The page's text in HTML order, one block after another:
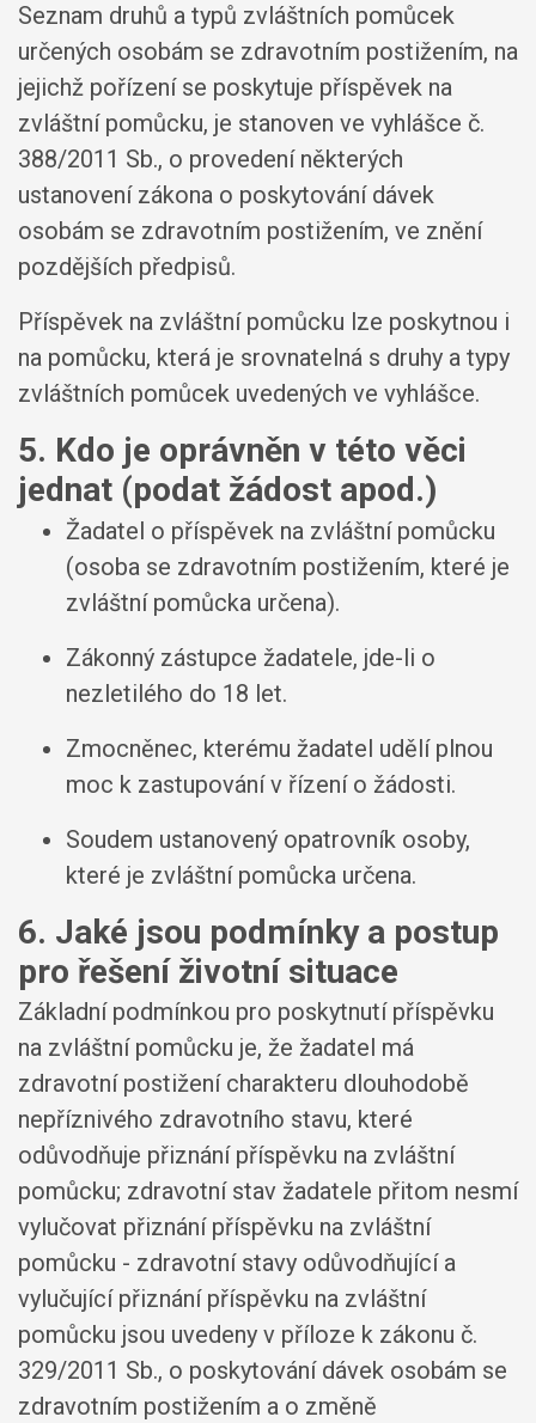
Seznam druhů a typů zvláštních pomůcek
určených osobám se zdravotním postižením, na
jejichž pořízení se poskytuje příspěvek na
zvláštní pomůcku, je stanoven ve vyhlášce č.
388/2011 Sb., o provedení některých
ustanovení zákona o poskytování dávek
osobám se zdravotním postižením, ve znění
pozdějších předpisů.
Příspěvek na zvláštní pomůcku lze poskytnou i
na pomůcku, která je srovnatelná s druhy a typy
zvláštních pomůcek uvedených ve vyhlášce.
5. Kdo je oprávněn v této věci
jednat (podat žádost apod.)
Žadatel o příspěvek na zvláštní pomůcku
(osoba se zdravotním postižením, které je
zvláštní pomůcka určena).
Zákonný zástupce žadatele, jde-li o
nezletilého do 18 let.
Zmocněnec, kterému žadatel udělí plnou
moc k zastupování v řízení o žádosti.
Soudem ustanovený opatrovník osoby,
které je zvláštní pomůcka určena.
6. Jaké jsou podmínky a postup
pro řešení životní situace
Základní podmínkou pro poskytnutí příspěvku
na zvláštní pomůcku je, že žadatel má
zdravotní postižení charakteru dlouhodobě
nepříznivého zdravotního stavu, které
odůvodňuje přiznání příspěvku na zvláštní
pomůcku; zdravotní stav žadatele přitom nesmí
vylučovat přiznání příspěvku na zvláštní
pomůcku - zdravotní stavy odůvodňující a
vylučující přiznání příspěvku na zvláštní
pomůcku jsou uvedeny v příloze k zákonu č.
329/2011 Sb., o poskytování dávek osobám se
zdravotním postižením a o změně